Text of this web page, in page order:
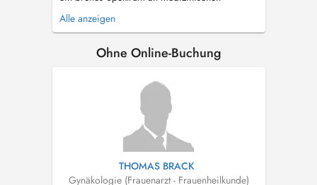
Leistungen auf sehr hohem Niveau. Auch mein
Praxisteam verfügt über fundierte
Fortbildungen teil. Ihr körperliches und
Alle anzeigen
Ohne Online-Buchung
THOMAS BRACK
Gynäkologie (Frauenarzt - Frauenheilkunde)